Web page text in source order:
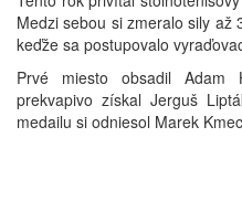
Medzi sebou si zmeralo sily až
keďže sa postupovalo
Prvé miesto obsadil
prekvapivo získal Jerguš
medailu si odniesol Marek